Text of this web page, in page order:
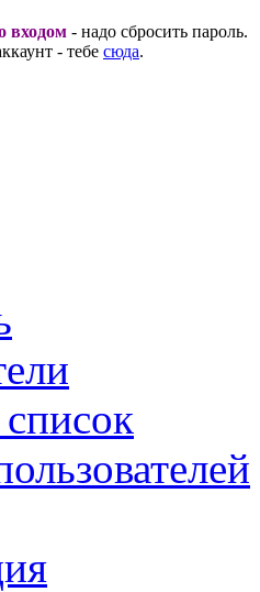
входом - надо сбросить пароль.
- тебе сюда.